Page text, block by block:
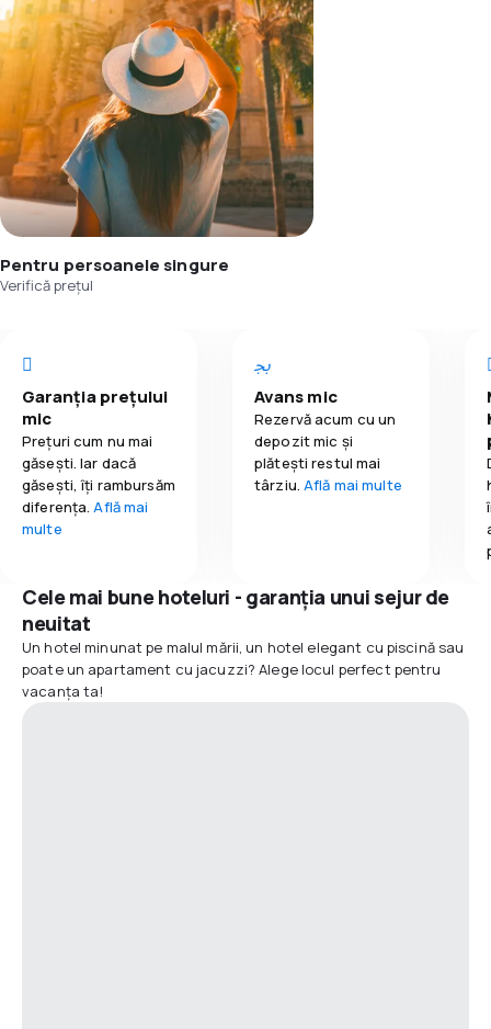
Pentru persoanele singure
Verifică prețul
Garanția prețului
mic
Prețuri cum nu mai
găsești. Iar dacă
găseşti, îți rambursăm
diferența.Află mai
multe
Avans mic
Rezervă acum cu un
depozit mic și
plătești restul mai
târziu.Află mai multe
Cele mai bune hoteluri - garanția unui sejur de
neuitat
Un hotel minunat pe malul mării, un hotel elegant cu piscină sau
poate un apartament cu jacuzzi? Alege locul perfect pentru
vacanța ta!